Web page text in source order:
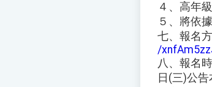
４、高年
５、將依
七、報名
/
八、報名
日(三)公